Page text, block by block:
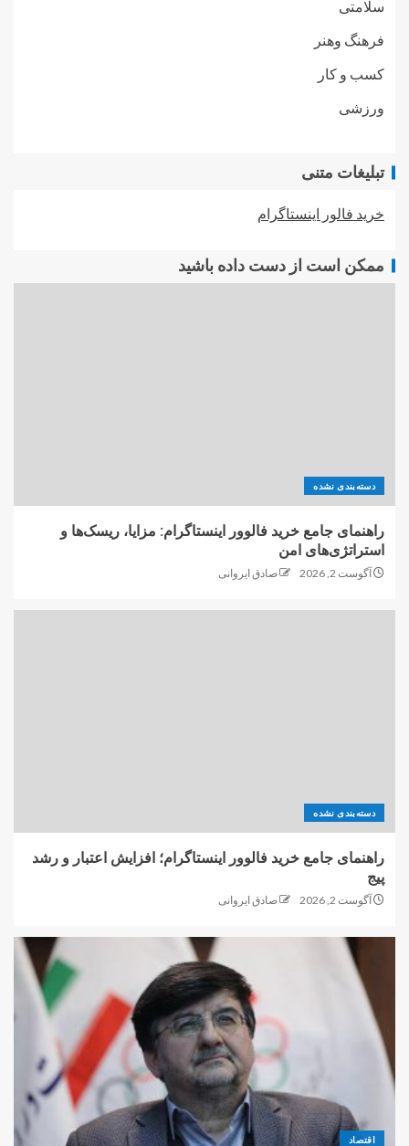
سلامتی
فرهنگ وهنر
کسب و کار
ورزشی
تبلیغات متنی
خرید فالور اینستاگرام
ممکن است از دست داده باشید
دسته‌بندی نشده
راهنمای جامع خرید فالوور اینستاگرام: مزایا، ریسک‌ها و
استراتژی‌های امن
آگوست 2, 2026 صادق ایروانی
دسته‌بندی نشده
راهنمای جامع خرید فالوور اینستاگرام؛ افزایش اعتبار و رشد
پیج
آگوست 2, 2026 صادق ایروانی
اقتصاد